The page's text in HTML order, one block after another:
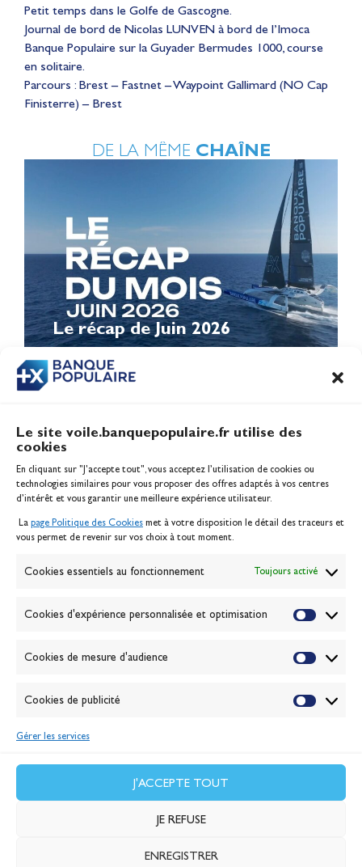
Le site voile.banquepopulaire.fr utilise des
cookies
En cliquant sur "J'accepte tout", vous acceptez l’utilisation de cookies ou
technologies similaires pour vous proposer des offres adaptés à vos centres
d’intérêt et vous garantir une meilleure expérience utilisateur.
La page Politique des Cookies met à votre disposition le détail des traceurs et
vous permet de revenir sur vos choix à tout moment.
Cookies essentiels au fonctionnement Toujours activé
Cookies d'expérience personnalisée et optimisation
Cookies de mesure d'audience
Cookies de publicité
Gérer les services
J'ACCEPTE TOUT
JE REFUSE
ENREGISTRER
Petit temps dans le Golfe de Gascogne.
Journal de bord de Nicolas LUNVEN à bord de l’Imoca
Banque Populaire sur la Guyader Bermudes 1000, course
en solitaire.
Parcours : Brest – Fastnet – Waypoint Gallimard (NO Cap
Finisterre) – Brest
DE LA MÊME CHAÎNE
Le récap de Juin 2026
Inscription serveur média
Contact
Politique des cookies
Banque de la voile
Passion Voile TV
ABONNEZ-VOUS
J'accepte lapolitique de confidentialité